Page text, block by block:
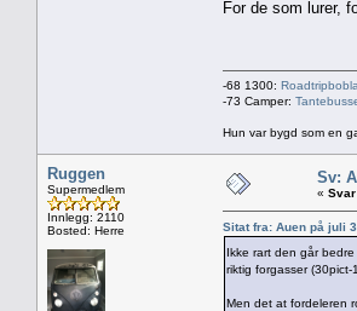
For de som lurer,
-68 1300: Roadtripbobla
-73 Camper:
Hun var bygd som en
Ruggen
Supermedlem
Innlegg: 2110
Bosted: Herre
Sv:
«
Sitat fra: Auen på juli
Ikke rart den går
riktig forgasser (30pict-
Men det at fordeleren